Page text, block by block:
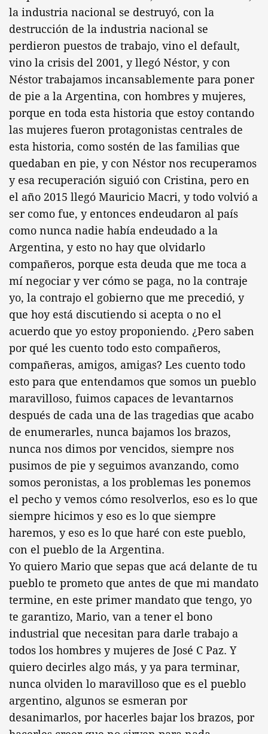
la industria nacional se destruyó, con la
destrucción de la industria nacional se
perdieron puestos de trabajo, vino el default,
vino la crisis del 2001, y llegó Néstor, y con
Néstor trabajamos incansablemente para poner
de pie a la Argentina, con hombres y mujeres,
porque en toda esta historia que estoy contando
las mujeres fueron protagonistas centrales de
esta historia, como sostén de las familias que
quedaban en pie, y con Néstor nos recuperamos
y esa recuperación siguió con Cristina, pero en
el año 2015 llegó Mauricio Macri, y todo volvió a
ser como fue, y entonces endeudaron al país
como nunca nadie había endeudado a la
Argentina, y esto no hay que olvidarlo
compañeros, porque esta deuda que me toca a
mí negociar y ver cómo se paga, no la contraje
yo, la contrajo el gobierno que me precedió, y
que hoy está discutiendo si acepta o no el
acuerdo que yo estoy proponiendo. ¿Pero saben
por qué les cuento todo esto compañeros,
compañeras, amigos, amigas? Les cuento todo
esto para que entendamos que somos un pueblo
maravilloso, fuimos capaces de levantarnos
después de cada una de las tragedias que acabo
de enumerarles, nunca bajamos los brazos,
nunca nos dimos por vencidos, siempre nos
pusimos de pie y seguimos avanzando, como
somos peronistas, a los problemas les ponemos
el pecho y vemos cómo resolverlos, eso es lo que
siempre hicimos y eso es lo que siempre
haremos, y eso es lo que haré con este pueblo,
con el pueblo de la Argentina.
Yo quiero Mario que sepas que acá delante de tu
pueblo te prometo que antes de que mi mandato
termine, en este primer mandato que tengo, yo
te garantizo, Mario, van a tener el bono
industrial que necesitan para darle trabajo a
todos los hombres y mujeres de José C Paz. Y
quiero decirles algo más, y ya para terminar,
nunca olviden lo maravilloso que es el pueblo
argentino, algunos se esmeran por
desanimarlos, por hacerles bajar los brazos, por